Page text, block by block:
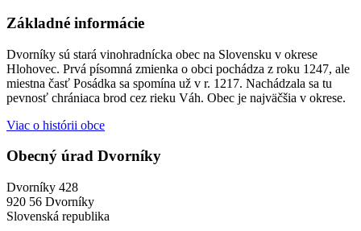
Základné informácie
Dvorníky sú stará vinohradnícka obec na Slovensku v okrese
Hlohovec. Prvá písomná zmienka o obci pochádza z roku 1247, ale
miestna časť Posádka sa spomína už v r. 1217. Nachádzala sa tu
pevnosť chrániaca brod cez rieku Váh. Obec je najväčšia v okrese.
Viac o histórii obce
Obecný úrad Dvorníky
Dvorníky 428
920 56 Dvorníky
Slovenská republika